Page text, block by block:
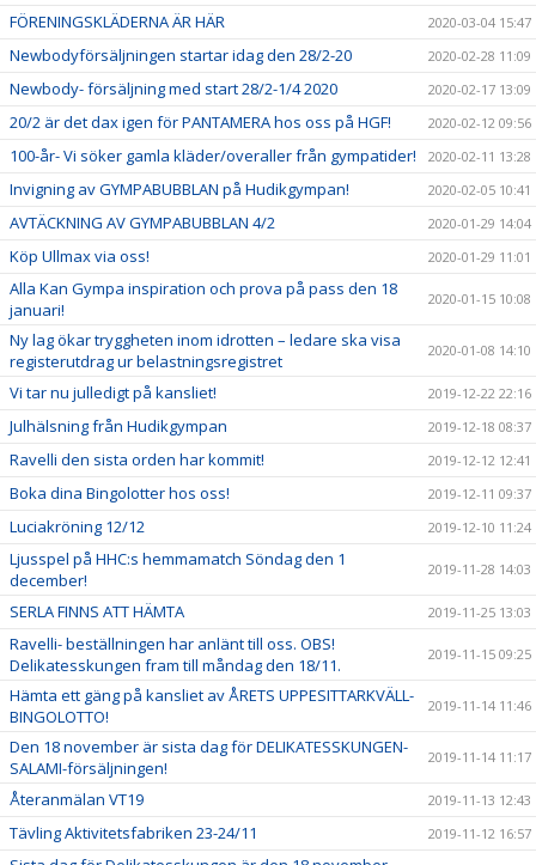
FÖRENINGSKLÄDERNA ÄR HÄR 2020-03-04 15:47
Newbodyförsäljningen startar idag den 28/2-20 2020-02-28 11:09
Newbody- försäljning med start 28/2-1/4 2020 2020-02-17 13:09
20/2 är det dax igen för PANTAMERA hos oss på HGF! 2020-02-12 09:56
100-år- Vi söker gamla kläder/overaller från gympatider! 2020-02-11 13:28
Invigning av GYMPABUBBLAN på Hudikgympan! 2020-02-05 10:41
AVTÄCKNING AV GYMPABUBBLAN 4/2 2020-01-29 14:04
Köp Ullmax via oss! 2020-01-29 11:01
Alla Kan Gympa inspiration och prova på pass den 18
januari!
2020-01-15 10:08
Ny lag ökar tryggheten inom idrotten – ledare ska visa
registerutdrag ur belastningsregistret
2020-01-08 14:10
Vi tar nu julledigt på kansliet! 2019-12-22 22:16
Julhälsning från Hudikgympan 2019-12-18 08:37
Ravelli den sista orden har kommit! 2019-12-12 12:41
Boka dina Bingolotter hos oss! 2019-12-11 09:37
Luciakröning 12/12 2019-12-10 11:24
Ljusspel på HHC:s hemmamatch Söndag den 1
december!
2019-11-28 14:03
SERLA FINNS ATT HÄMTA 2019-11-25 13:03
Ravelli- beställningen har anlänt till oss. OBS!
Delikatesskungen fram till måndag den 18/11.
2019-11-15 09:25
Hämta ett gäng på kansliet av ÅRETS UPPESITTARKVÄLL-
BINGOLOTTO!
2019-11-14 11:46
Den 18 november är sista dag för DELIKATESSKUNGEN-
SALAMI-försäljningen!
2019-11-14 11:17
Återanmälan VT19 2019-11-13 12:43
Tävling Aktivitetsfabriken 23-24/11 2019-11-12 16:57